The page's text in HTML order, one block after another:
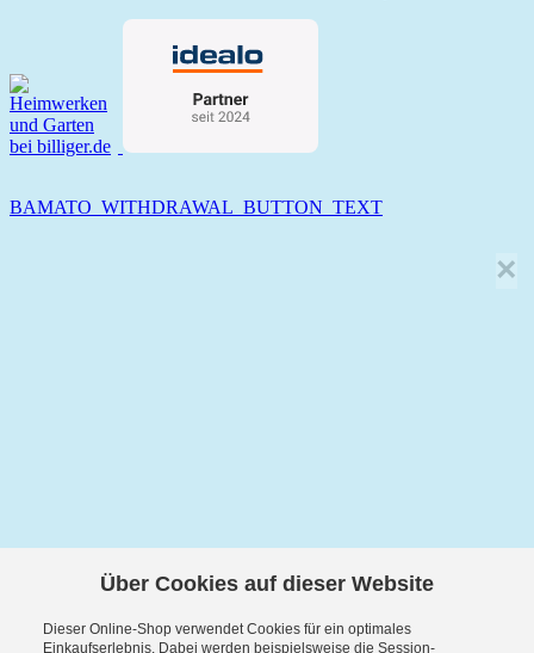
BAMATO_WITHDRAWAL_BUTTON_TEXT
×
Über Cookies auf dieser Website
Dieser Online-Shop verwendet Cookies für ein optimales
Einkaufserlebnis. Dabei werden beispielsweise die Session-